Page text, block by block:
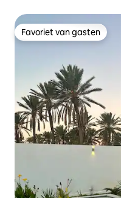
Favoriet van gasten
Favoriet van gasten